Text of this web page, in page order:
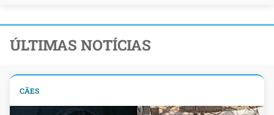
ÚLTIMAS NOTÍCIAS
CÃES